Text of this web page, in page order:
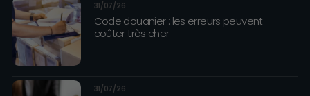
31/07/26
Code douanier : les erreurs peuvent
coûter très cher
31/07/26